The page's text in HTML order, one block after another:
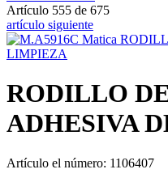
Artículo 555 de 675
artículo siguiente
RODILLO
ADHESIVA
Artículo el número: 1106407